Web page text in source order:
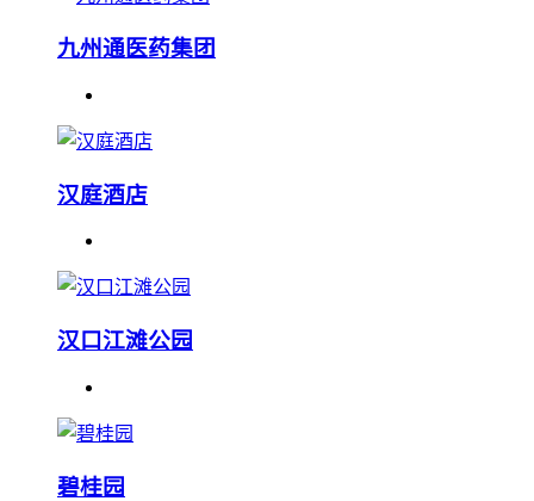
九州通医药集团
汉庭酒店
汉口江滩公园
碧桂园